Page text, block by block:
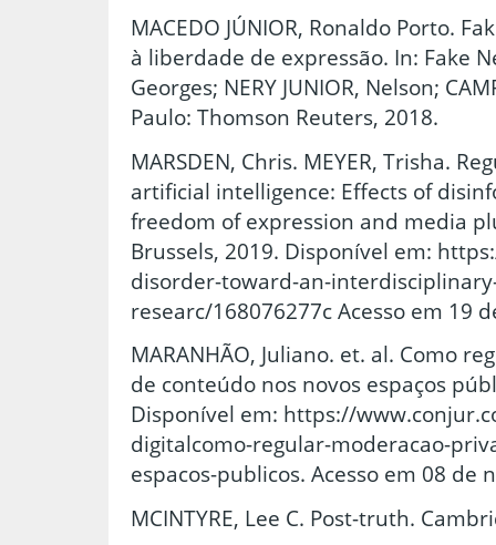
MACEDO JÚNIOR, Ronaldo Porto.
à liberdade de expressão. In: Fake
Georges; NERY JUNIOR, Nelson;
Paulo: Thomson Reuters, 2018.
MARSDEN, Chris. MEYER, Trisha.
artificial intelligence: Effects of
freedom of expression and media
Brussels, 2019. Disponível em:
disorder-toward-an-
researc/168076277c Acesso em 19
MARANHÃO, Juliano. et. al. Como
de conteúdo nos novos espaços
Disponível em: https://
digitalcomo-regular-moderacao-
espacos-publicos. Acesso em 08 de
MCINTYRE, Lee C. Post-truth.